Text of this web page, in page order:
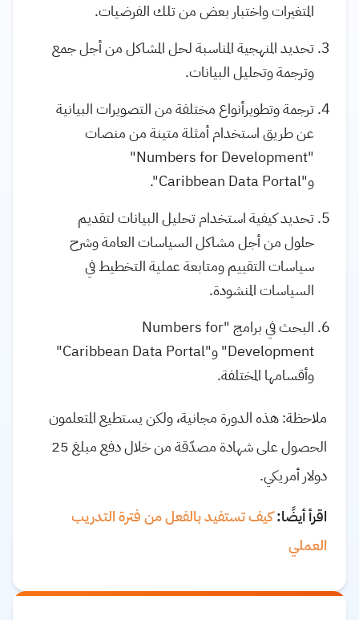
المتغيرات واختبار بعض من تلك الفرضيات.
تحديد المنهجية المناسبة لحل المشاكل من أجل جمع
وترجمة وتحليل البيانات.
ترجمة وتطويرأنواع مختلفة من التصويرات البيانية
عن طريق استخدام أمثلة متينة من منصات
"Numbers for Development"
و"Caribbean Data Portal".
تحديد كيفية استخدام تحليل البيانات لتقديم
حلول من أجل مشاكل السياسات العامة وشرح
سياسات التقييم ومتابعة عملية التخطيط في
السياسات المنشودة.
البحث في برامج "Numbers for
Development" و"Caribbean Data Portal"
وأقسامها المختلفة.
ملاحظة: هذه الدورة مجانية، ولكن يستطيع المتعلمون
الحصول على شهادة مصدّقة من خلال دفع مبلغ 25
دولار أمريكي.
اقرأ أيضًا:كيف تستفيد بالفعل من فترة التدريب
العملي